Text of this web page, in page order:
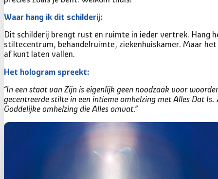
Dit schilderij brengt rust en ruimte in ieder vertrek. Hang
stiltecentrum, behandelruimte, ziekenhuiskamer. Maar
af kunt laten vallen.
“In een staat van Zijn is eigenlijk geen noodzaak voor
gecentreerde stilte in een intieme omhelzing met Alles Dat
Goddelijke omhelzing die Alles omvat.”